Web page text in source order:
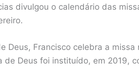
divulgou o calendário das
Deus, Francisco celebra a missa
Deus foi instituído, em 2019,